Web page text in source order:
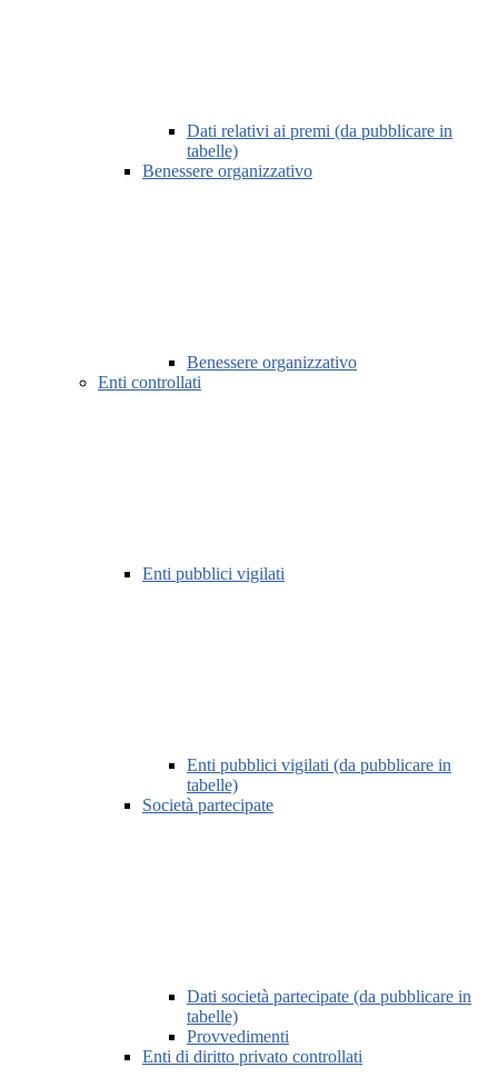
Dati relativi ai premi (da pubblicare in
tabelle)
Benessere organizzativo
Benessere organizzativo
Enti controllati
Enti pubblici vigilati
Enti pubblici vigilati (da pubblicare in
tabelle)
Società partecipate
Dati società partecipate (da pubblicare in
tabelle)
Provvedimenti
Enti di diritto privato controllati